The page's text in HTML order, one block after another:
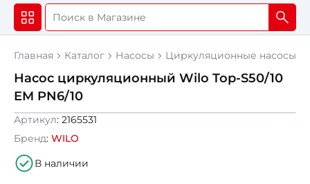
Главная Каталог Насосы Циркуляционные насосы
Насос циркуляционный Wilo Top-S50/10
EM PN6/10
Артикул: 2165531
Бренд: WILO
В наличии